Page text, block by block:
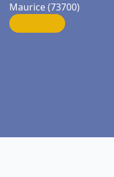
Maurice (73700)